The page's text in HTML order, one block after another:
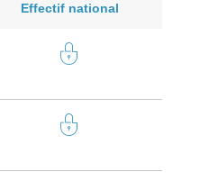
Effectif national